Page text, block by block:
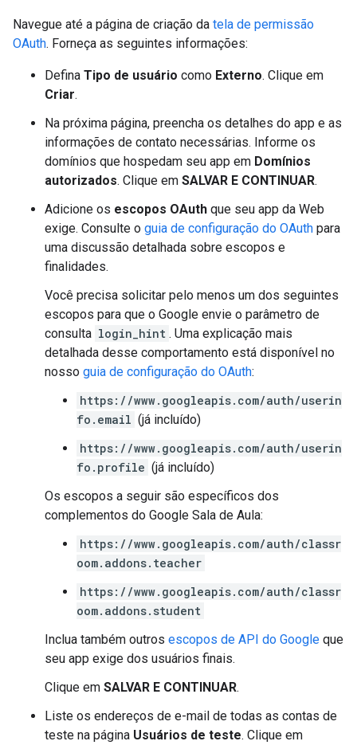
Navegue até a página de criação da tela de permissão
OAuth. Forneça as seguintes informações:
Defina Tipo de usuário como Externo. Clique em
Criar.
Na próxima página, preencha os detalhes do app e as
informações de contato necessárias. Informe os
domínios que hospedam seu app em Domínios
autorizados. Clique em SALVAR E CONTINUAR.
Adicione os escopos OAuth que seu app da Web
exige. Consulte o guia de configuração do OAuth para
uma discussão detalhada sobre escopos e
finalidades.
Você precisa solicitar pelo menos um dos seguintes
escopos para que o Google envie o parâmetro de
consulta login_hint . Uma explicação mais
detalhada desse comportamento está disponível no
nosso guia de configuração do OAuth:
https://www.googleapis.com/auth/userin
fo.email (já incluído)
https://www.googleapis.com/auth/userin
fo.profile (já incluído)
Os escopos a seguir são específicos dos
complementos do Google Sala de Aula:
https://www.googleapis.com/auth/classr
oom.addons.teacher
https://www.googleapis.com/auth/classr
oom.addons.student
Inclua também outros escopos de API do Google que
seu app exige dos usuários finais.
Clique em SALVAR E CONTINUAR.
Liste os endereços de e-mail de todas as contas de
teste na página Usuários de teste. Clique em